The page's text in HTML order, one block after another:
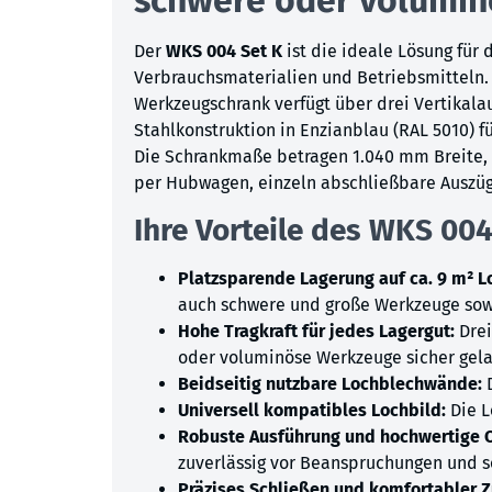
Der WKS 004 Set K ist die ideale Lösung für
Verbrauchsmaterialien und Betriebsmitteln.
Werkzeugschrank verfügt über drei
Stahlkonstruktion in Enzianblau (RAL 5010)
Die Schrankmaße betragen 1.040 mm
per Hubwagen, einzeln abschließbare
Ihre Vorteile des WKS
Platzsparende Lagerung auf ca. 9 m²
auch schwere und große Werkzeuge
Hohe Tragkraft für jedes Lagergut:
oder voluminöse Werkzeuge sicher
Beidseitig nutzbare Lochblechwände:
Universell kompatibles Lochbild: Die
Robuste Ausführung und hochwertige
zuverlässig vor Beanspruchungen und